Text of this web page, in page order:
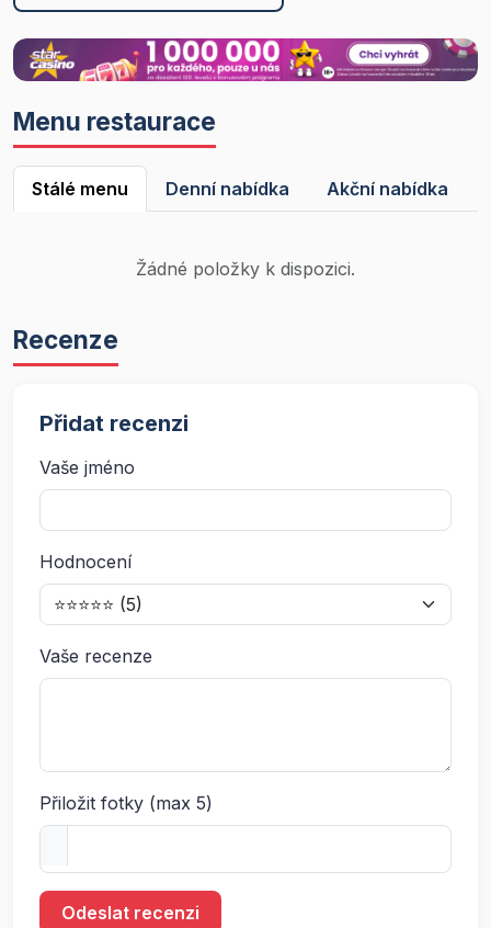
Menu restaurace
Stálé menu Denní nabídka Akční nabídka
Žádné položky k dispozici.
Recenze
Přidat recenzi
Vaše jméno
Hodnocení
Vaše recenze
Přiložit fotky (max 5)
Odeslat recenzi